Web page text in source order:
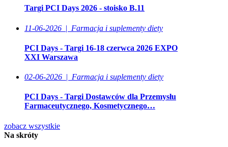
Targi PCI Days 2026 - stoisko B.11
11-06-2026 | Farmacja i suplementy diety
PCI Days - Targi 16-18 czerwca 2026 EXPO
XXI Warszawa
02-06-2026 | Farmacja i suplementy diety
PCI Days - Targi Dostawców dla Przemysłu
Farmaceutycznego, Kosmetycznego…
zobacz wszystkie
Na skróty